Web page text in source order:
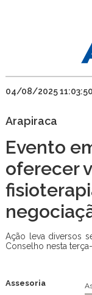
04/08/2025 11:03:50
Arapiraca
Evento
oferecer
Ação leva diversos
Conselho nesta
Assesoria